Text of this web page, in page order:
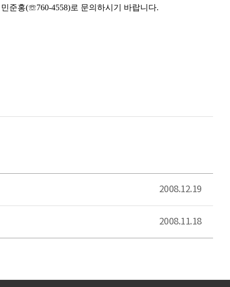
준홍(☏760-4558)로 문의하시기 바랍니다.
2008.12.19
2008.11.18